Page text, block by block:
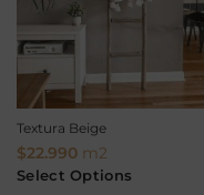
Textura Beige
$22.990 m2
Select Options